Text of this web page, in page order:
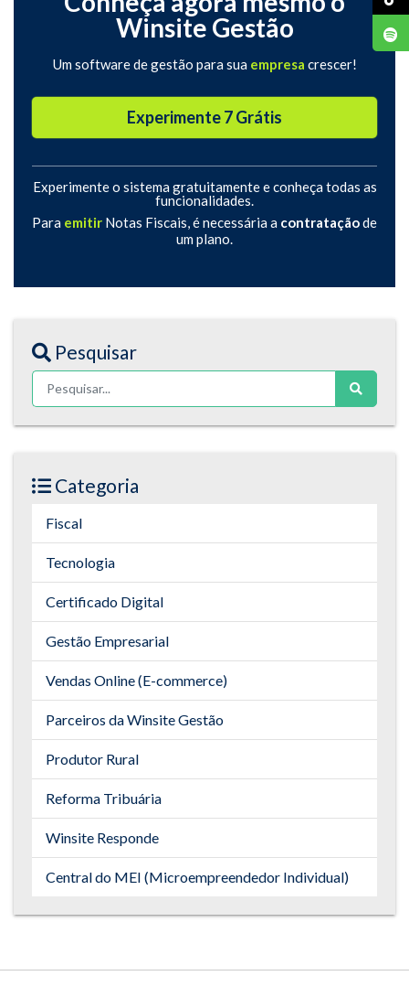
Winsite Gestão
Um software de gestão para sua empresa crescer!
Experimente 7 Grátis
Experimente o sistema gratuitamente e conheça todas as
funcionalidades.
Para emitir Notas Fiscais, é necessária a contrataçãode
um plano.
Pesquisar
Categoria
Fiscal
Tecnologia
Certificado Digital
Gestão Empresarial
Vendas Online (E-commerce)
Parceiros da Winsite Gestão
Produtor Rural
Reforma Tribuária
Winsite Responde
Central do MEI (Microempreendedor Individual)